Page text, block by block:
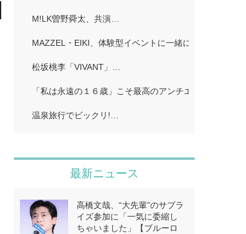
M!LK曽野舜太、共演…
MAZZEL・EIKI、体験型イベントに一緒に行きたい人
松坂桃李「VIVANT」…
「私は永遠の１６歳」こそ最高のアンチエイジング!…
温泉旅行でビックリ!…
最新ニュース
高橋文哉、“大先輩”のサプラ
イズ参加に「一気に委縮し
ちゃいました」【ブルーロ